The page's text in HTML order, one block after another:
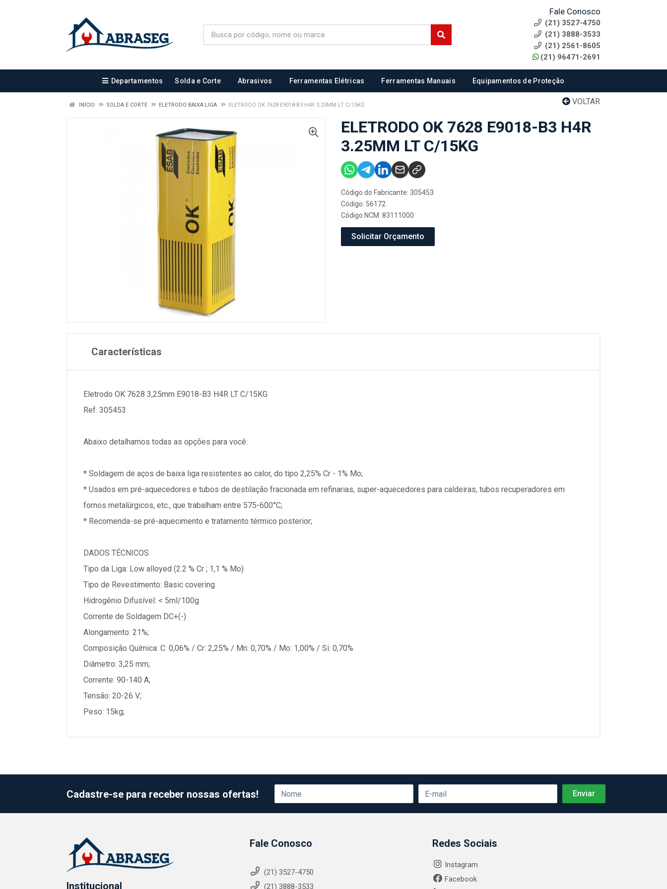
Fale Conosco
(21) 3527-4750
(21) 3888-3533
(21) 2561-8605
(21) 96471-2691
Departamentos Solda e Corte Abrasivos Ferramentas Elétricas Ferramentas Manuais Equipamentos de Proteção
VOLTAR
INÍCIO SOLDA E CORTE ELETRODO BAIXA LIGA ELETRODO OK 7628 E9018-B3 H4R 3.25MM LT C/15KG
ELETRODO OK 7628 E9018-B3 H4R
3.25MM LT C/15KG
Código do Fabricante: 305453
Código: 56172
Código NCM: 83111000
Solicitar Orçamento
Características
Eletrodo OK 7628 3,25mm E9018-B3 H4R LT C/15KG
Ref. 305453
Abaixo detalhamos todas as opções para você:
* Soldagem de aços de baixa liga resistentes ao calor, do tipo 2,25% Cr - 1% Mo;
* Usados em pré-aquecedores e tubos de destilação fracionada em refinarias, super-aquecedores para caldeiras, tubos recuperadores em
fornos metalúrgicos, etc., que trabalham entre 575-600°C;
* Recomenda-se pré-aquecimento e tratamento térmico posterior;
DADOS TÉCNICOS
Tipo da Liga: Low alloyed (2.2 % Cr ; 1,1 % Mo)
Tipo de Revestimento: Basic covering
Hidrogênio Difusível: < 5ml/100g
Corrente de Soldagem DC+(-)
Alongamento: 21%;
Composição Química: C: 0,06% / Cr: 2,25% / Mn: 0,70% / Mo: 1,00% / Si: 0,70%
Diâmetro: 3,25 mm;
Corrente: 90-140 A;
Tensão: 20-26 V;
Peso: 15kg;
Cadastre-se para receber nossas ofertas!
Institucional
Fale Conosco
(21) 3527-4750
(21) 3888-3533
Redes Sociais
Instagram
Facebook